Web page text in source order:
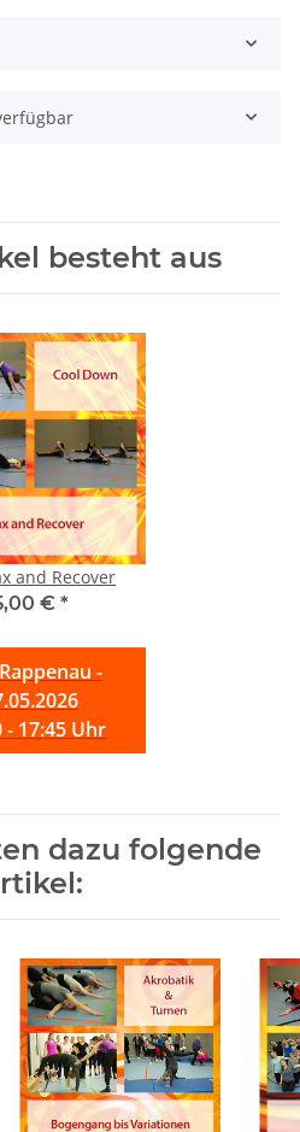
besteht aus
and Recover
€ *
-
- 17:45 Uhr
dazu folgende